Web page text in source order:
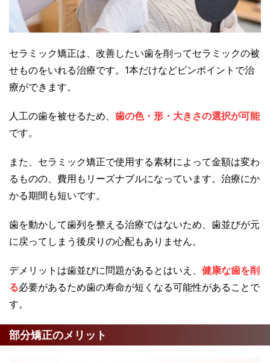
セラミック矯正は、改善したい歯を削ってセラミックの被
せものをいれる治療です。1本だけなどピンポイントで治
療ができます。
人工の歯を被せるため、 歯の色・形・大きさの選択が可能
です。
また、セラミック矯正で使用する素材によって金額は変わ
るものの、費用もリーズナブルになっています。治療にか
かる期間も短いです。
歯を動かして歯列を整える治療ではないため、歯並びが元
に戻ってしまう後戻りの心配もありません。
デメリットは歯並びに問題があるとはいえ、 健康な歯を削
る必要があるため歯の寿命が短くなる可能性があることで
す。
部分矯正のメリット